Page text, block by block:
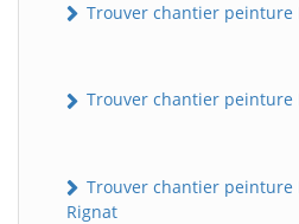
Trouver chantier peinture
Trouver chantier peinture
Trouver chantier peinture
Rignat